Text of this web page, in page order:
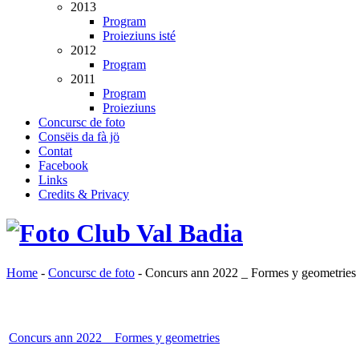
2013
Program
Proieziuns isté
2012
Program
2011
Program
Proieziuns
Concursc de foto
Consëis da fà jö
Contat
Facebook
Links
Credits & Privacy
Home - Concursc de foto - Concurs ann 2022 _ Formes y geometries
Concurs ann 2022 _ Formes y geometries